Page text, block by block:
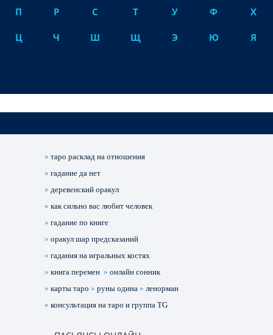
П Р С Т У Ф Х
Ц Ч Ш Щ Э Ю Я
»таро расклад на отношения
»гадание да нет
»деревенский оракул
»как сильно вас любит человек
»гадание по книге
»оракул шар предсказаний
»гадания на игральных костях
»книга перемен »онлайн сонник
»карты таро »руны одина »ленорман
»консультация на таро и группа TG